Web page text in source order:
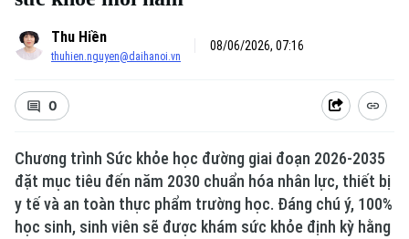
Thu Hiền
thuhien.nguyen@daihanoi.vn
08/06/2026, 07:16
0
Chương trình Sức khỏe học đường giai đoạn 2026-2035
đặt mục tiêu đến năm 2030 chuẩn hóa nhân lực, thiết bị
y tế và an toàn thực phẩm trường học. Đáng chú ý, 100%
học sinh, sinh viên sẽ được khám sức khỏe định kỳ hằng